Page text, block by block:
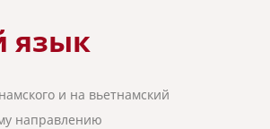
язык
и на вьетнамский
направлению